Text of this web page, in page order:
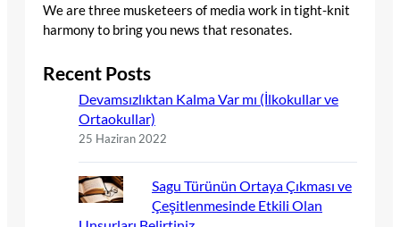
We are three musketeers of media work in tight-knit
harmony to bring you news that resonates.
Recent Posts
Devamsızlıktan Kalma Var mı (İlkokullar ve
Ortaokullar)
25 Haziran 2022
Sagu Türünün Ortaya Çıkması ve
Çeşitlenmesinde Etkili Olan